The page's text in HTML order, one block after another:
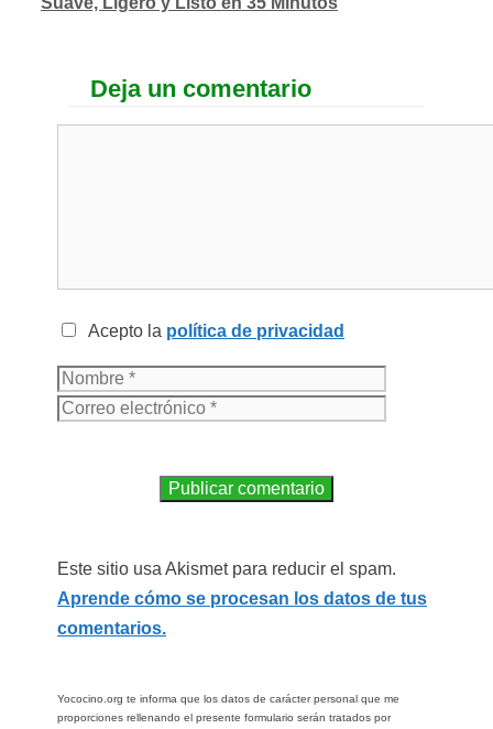
Deja un comentario
Acepto la política de privacidad
Este sitio usa Akismet para reducir el spam.
Aprende cómo se procesan los datos de tus
comentarios.
Yococino.org te informa que los datos de carácter personal que me
proporciones rellenando el presente formulario serán tratados por